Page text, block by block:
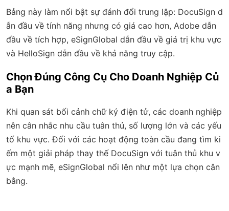
Bảng này làm nổi bật sự đánh đổi trung lập: DocuSign d
ẫn đầu về tính năng nhưng có giá cao hơn, Adobe dẫn
đầu về tích hợp, eSignGlobal dẫn đầu về giá trị khu vực
và HelloSign dẫn đầu về khả năng truy cập.
Chọn Đúng Công Cụ Cho Doanh Nghiệp Củ
a Bạn
Khi quan sát bối cảnh chữ ký điện tử, các doanh nghiệp
nên cân nhắc nhu cầu tuân thủ, số lượng lớn và các yếu
tố khu vực. Đối với các hoạt động toàn cầu đang tìm ki
ếm một giải pháp thay thế DocuSign với tuân thủ khu v
ực mạnh mẽ, eSignGlobal nổi lên như một lựa chọn cân
bằng.